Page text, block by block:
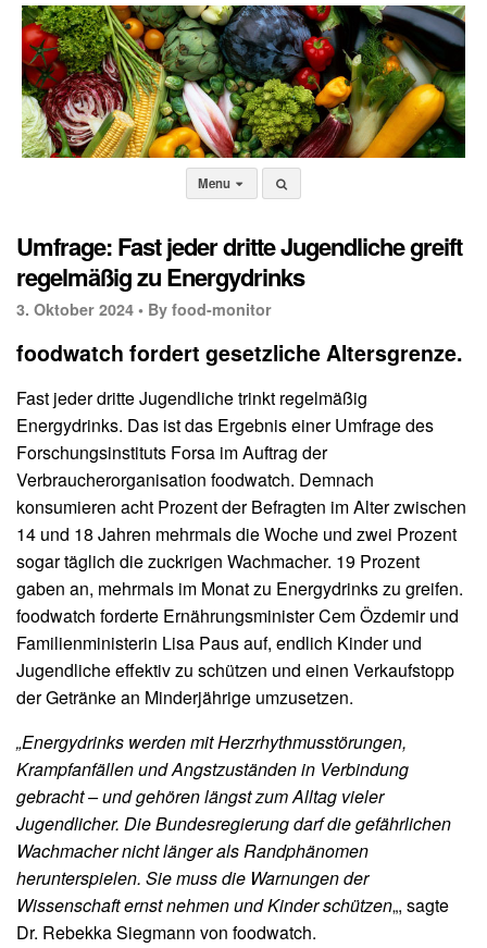
Menu
Umfrage: Fast jeder dritte Jugendliche greift
regelmäßig zu Energydrinks
3. Oktober 2024 • By food-monitor
foodwatch fordert gesetzliche Altersgrenze.
Fast jeder dritte Jugendliche trinkt regelmäßig
Energydrinks. Das ist das Ergebnis einer Umfrage des
Forschungsinstituts Forsa im Auftrag der
Verbraucherorganisation foodwatch. Demnach
konsumieren acht Prozent der Befragten im Alter zwischen
14 und 18 Jahren mehrmals die Woche und zwei Prozent
sogar täglich die zuckrigen Wachmacher. 19 Prozent
gaben an, mehrmals im Monat zu Energydrinks zu greifen.
foodwatch forderte Ernährungsminister Cem Özdemir und
Familienministerin Lisa Paus auf, endlich Kinder und
Jugendliche effektiv zu schützen und einen Verkaufstopp
der Getränke an Minderjährige umzusetzen.
„Energydrinks werden mit Herzrhythmusstörungen,
Krampfanfällen und Angstzuständen in Verbindung
gebracht – und gehören längst zum Alltag vieler
Jugendlicher. Die Bundesregierung darf die gefährlichen
Wachmacher nicht länger als Randphänomen
herunterspielen. Sie muss die Warnungen der
Wissenschaft ernst nehmen und Kinder schützen„, sagte
Dr. Rebekka Siegmann von foodwatch.